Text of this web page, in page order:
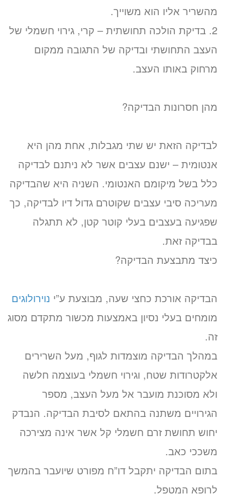
מהשריר אליו הוא משוייך.
2. בדיקת הולכה תחושתית – קרי, גירוי חשמלי של
העצב התחושתי ובדיקה של התגובה ממקום
מרחוק באותו העצב.
מהן חסרונות הבדיקה?
לבדיקה הזאת יש שתי מגבלות, אחת מהן היא
אנטומית – ישנם עצבים אשר לא ניתנם לבדיקה
כלל בשל מיקומם האנטומי. השניה היא שהבדיקה
מעריכה סיבי עצבים שקוטרם גדול דיו לבדיקה, כך
שפגיעה בעצבים בעלי קוטר קטן, לא תתגלה
בבדיקה זאת.
כיצד מתבצעת הבדיקה?
הבדיקה אורכת כחצי שעה, מבוצעת ע”י נוירולוגים
מומחים בעלי נסיון באמצעות מכשור מתקדם מסוג
זה.
במהלך הבדיקה מוצמדות לגוף, מעל השרירים
אלקטרודות שטח, וגירוי חשמלי בעוצמה חלשה
ולא מסוכנת מועבר אל מעל העצב, מספר
הגירויים משתנה בהתאם לסיבת הבדיקה. הנבדק
יחוש תחושת זרם חשמלי קל אשר אינה מצירכה
משככי כאב.
בתום הבדיקה יתקבל דו”ח מפורט שיועבר בהמשך
לרופא המטפל.